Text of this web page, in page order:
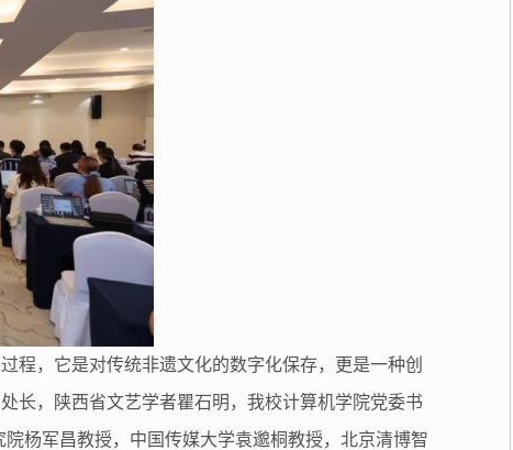
程，它是对传统非遗文化的数字化保存，更是一种创
长，陕西省文艺学者瞿石明，我校计算机学院党委书
杨军昌教授，中国传媒大学袁邈桐教授，北京清博智